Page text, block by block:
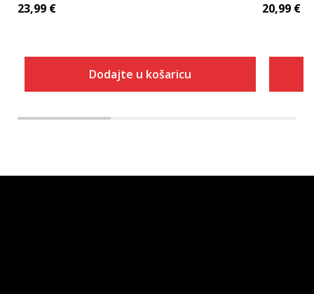
23,99 €
Dodajte u košaricu
20,99 €